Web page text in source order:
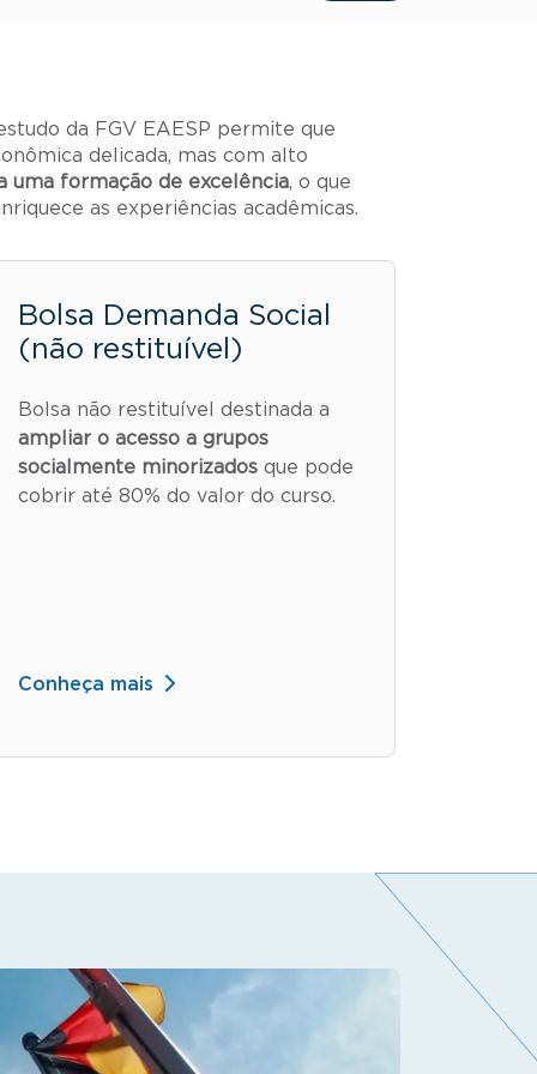
da FGV EAESP permite que
delicada, mas com alto
uma formação de excelência, o que
as experiências acadêmicas.
Bolsa Demanda Social
(não restituível)
Bolsa não restituível destinada a
ampliar o acesso a grupos
socialmente minorizadosque pode
cobrir até 80% do valor do curso.
Conheça mais